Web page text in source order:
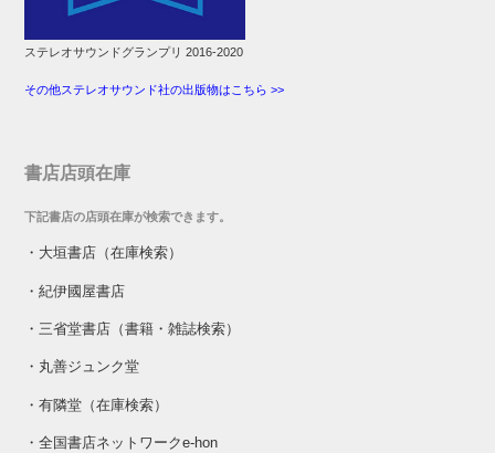
ステレオサウンドグランプリ 2016-2020
その他ステレオサウンド社の出版物はこちら >>
書店店頭在庫
下記書店の店頭在庫が検索できます。
・ 大垣書店（在庫検索）
・紀伊國屋書店
・ 三省堂書店（書籍・雑誌検索）
・ 丸善ジュンク堂
・有隣堂（在庫検索）
・全国書店ネットワークe-hon